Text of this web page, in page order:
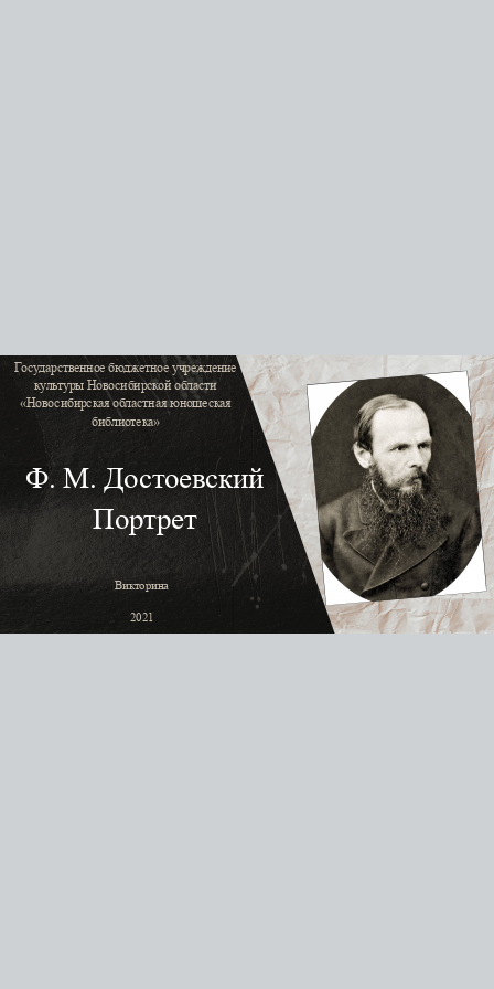
Ф. М. Достоевский
Портрет
Викторина
2021
Государственное бюджетное учреждение
культуры Новосибирской области
«Новосибирская областная юношеская
библиотека»‎